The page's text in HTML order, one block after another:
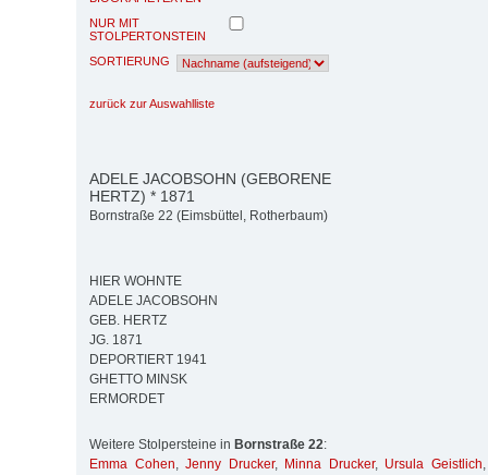
NUR MIT
STOLPERTONSTEIN
SORTIERUNG
zurück zur Auswahlliste
ADELE JACOBSOHN (GEBORENE
HERTZ) * 1871
Bornstraße 22 (Eimsbüttel, Rotherbaum)
HIER WOHNTE
ADELE JACOBSOHN
GEB. HERTZ
JG. 1871
DEPORTIERT 1941
GHETTO MINSK
ERMORDET
Weitere Stolpersteine in Bornstraße 22:
Emma Cohen, Jenny Drucker, Minna Drucker, Ursula Geistlich